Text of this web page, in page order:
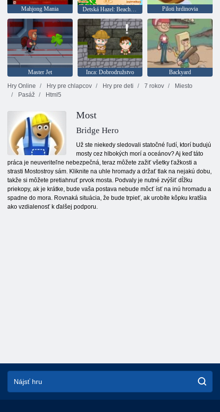
Mahjong Mania Detská Hazel: Beach party Piloti hrdinovia
Master Jet Inca: Dobrodružstvo
Backyard
Hry Online
Hry pre chlapcov Hry pre deti 7 rokov
Miesto
Pasáž
Html5
Most
Bridge Hero
Už ste niekedy sledovali statočné ľudí, ktorí budujú
mosty cez hlbokých morí a oceánov? Aj keď táto
práca je neuveriteľne nebezpečná, teraz môžete zažiť všetky ťažkosti a
strasti Mostostroy sám. Kliknite na uhle hromady a držať tlak na nejakú dobu,
takže si môžete pretiahnuť prvok mosta. Podvaly je nutné zvýšiť dĺžku
priekopy, ak je krátke, bude vaša postava nebude môcť ísť na inú hromadu a
spadne do mora. Rovnaká situácia, že bude trpieť, ak urobíte kôpku kratšia
ako vzdialenosť k ďalšej podporu.